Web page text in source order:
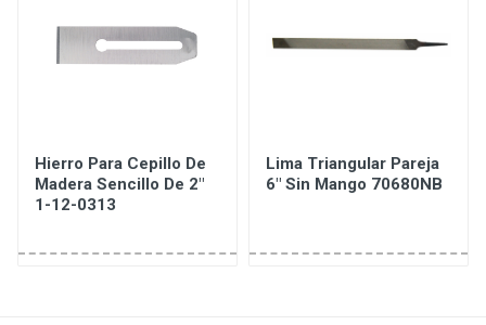
Hierro Para Cepillo De
Madera Sencillo De 2"
1-12-0313
Lima Triangular Pareja
6" Sin Mango 70680NB